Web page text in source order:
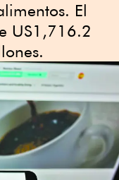
El
US1,716.2